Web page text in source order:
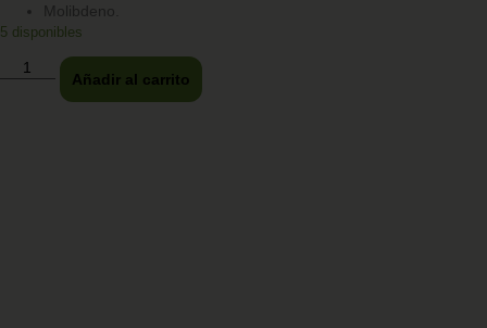
Molibdeno.
5 disponibles
Añadir al carrito